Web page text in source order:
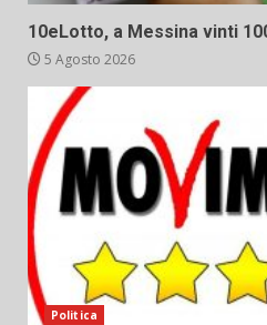
10eLotto, a Messina vinti
5 Agosto 2026
Politica